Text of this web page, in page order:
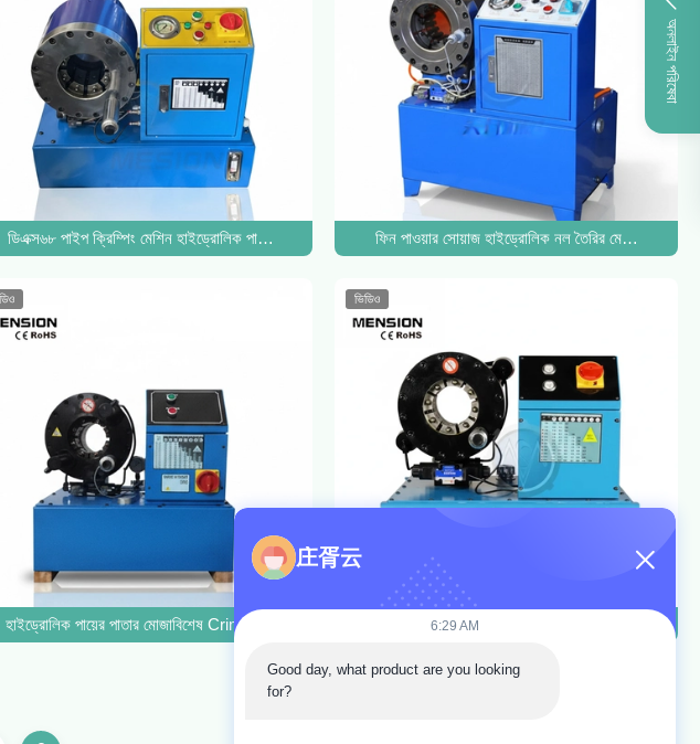
অনলাইন পরিষেবা
নল
ডিএক্স৬৮ পাইপ ক্রিম্পিং মেশিন হাইড্রোলিক পাইপ ক্রিম্পিং টুল ফিন পাওয়ার সোয়াজ হাইড্রোলিক নল তৈরির মেশিন DX68
পাতার মোজাবিশেষ Crimping মেশিন ফিন পাওয়ার P32 মূল্য
হাইড্রোলিক পায়ের পাতার মোজাবিশেষ Crimper টুল DX68 পায়ের পাতার মোজাবিশেষ Crimping মেশিন পায়ের পাতার
ভিডিও
দুই ইঞ্চি P20 হাইড্রোলিক পায়ের পাতার মোজাবিশেষ
庄胥云
6:29 AM
Good day, what product are you looking
for?